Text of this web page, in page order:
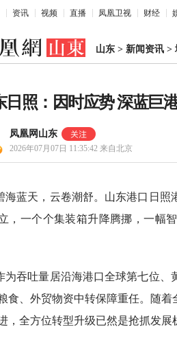
资讯 视频 直播 凤凰卫视 财经
山东 > 新闻资讯 >
日照：因时应势 深蓝巨
凤凰网山东
2026年07月07日 11:35:42 来自北京
海蓝天，云卷潮舒。山东港口日照
，一个个集装箱升降腾挪，一幅
为吞吐量居沿海港口全球第七位、
食、外贸物资中转保障重任。随
，全方位转型升级已然是抢抓发展